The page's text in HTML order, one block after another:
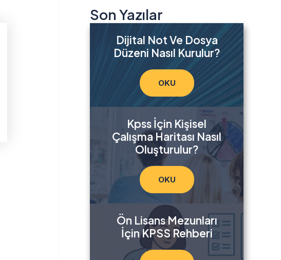
Son Yazılar
Dijital Not Ve Dosya
Düzeni Nasıl Kurulur?
OKU
Kpss İçin Kişisel
Çalışma Haritası Nasıl
Oluşturulur?
OKU
Ön Lisans Mezunları
İçin KPSS Rehberi